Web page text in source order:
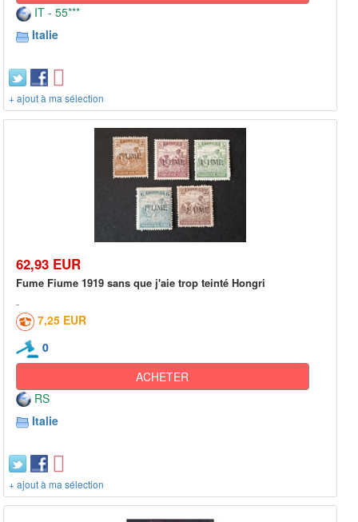
IT - 55***
Italie
+ ajout à ma sélection
62,93 EUR
Fume Fiume 1919 sans que j'aie trop teinté Hongri
7,25 EUR
0
ACHETER
RS
Italie
+ ajout à ma sélection